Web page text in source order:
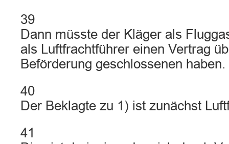
39
Dann müsste der Kläger als
als Luftfrachtführer einen Vertrag
Beförderung geschlossenen haben.
40
Der Beklagte zu 1) ist zunächst
41